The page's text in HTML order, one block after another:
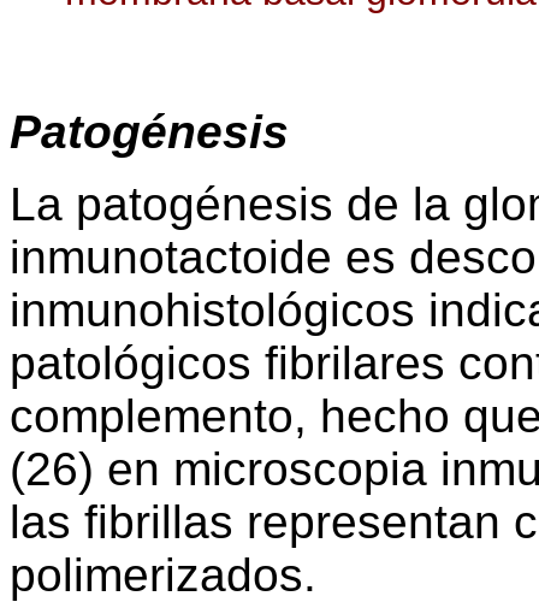
Patogénesis
La patogénesis de la
inmunotactoide es
inmunohistológicos
patológicos fibrilares
complemento, hecho
(26) en microscopia
las fibrillas representan
polimerizados.